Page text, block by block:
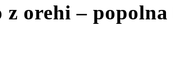
z orehi –